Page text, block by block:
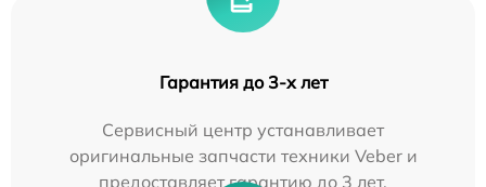
Гарантия до 3-х лет
Сервисный центр устанавливает
оригинальные запчасти техники Veber и
предоставляет гарантию до 3 лет.